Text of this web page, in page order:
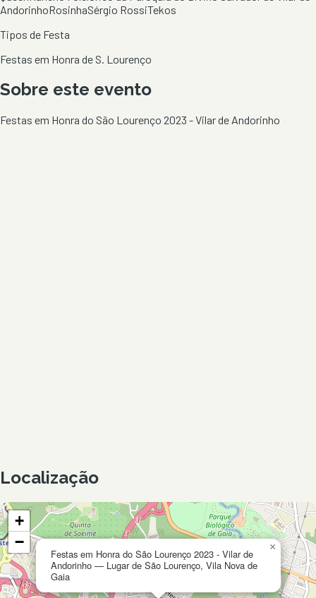
AndorinhoRosinhaSérgio RossiTekos
Tipos de Festa
Festas em Honra de S. Lourenço
Sobre este evento
Festas em Honra do São Lourenço 2023 - Vilar de Andorinho
Localização
Festas em Honra do São Lourenço 2023 - Vilar de
Andorinho — Lugar de São Lourenço, Vila Nova de
Gaia
×
+
−